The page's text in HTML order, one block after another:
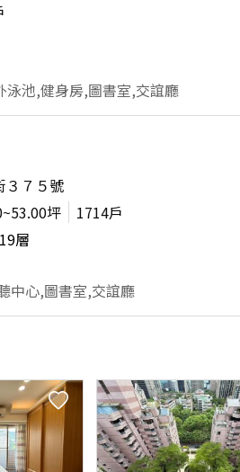
泳池,健身房,圖書室,交誼廳
３７５號
坪 1714戶
層
中心,圖書室,交誼廳